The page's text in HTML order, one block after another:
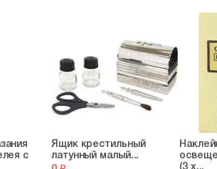
с
Ящик крестильный
латунный малый...